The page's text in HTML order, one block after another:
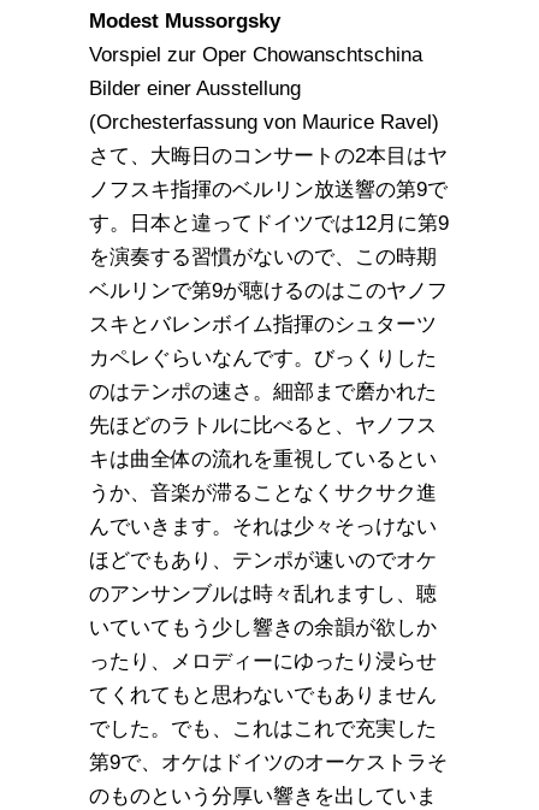
Modest Mussorgsky
Vorspiel zur Oper Chowanschtschina
Bilder einer Ausstellung
(Orchesterfassung von Maurice Ravel)
さて、大晦日のコンサートの2本目はヤ
ノフスキ指揮のベルリン放送響の第9で
す。日本と違ってドイツでは12月に第9
を演奏する習慣がないので、この時期
ベルリンで第9が聴けるのはこのヤノフ
スキとバレンボイム指揮のシュターツ
カペレぐらいなんです。びっくりした
のはテンポの速さ。細部まで磨かれた
先ほどのラトルに比べると、ヤノフス
キは曲全体の流れを重視しているとい
うか、音楽が滞ることなくサクサク進
んでいきます。それは少々そっけない
ほどでもあり、テンポが速いのでオケ
のアンサンブルは時々乱れますし、聴
いていてもう少し響きの余韻が欲しか
ったり、メロディーにゆったり浸らせ
てくれてもと思わないでもありません
でした。でも、これはこれで充実した
第9で、オケはドイツのオーケストラそ
のものという分厚い響きを出していま